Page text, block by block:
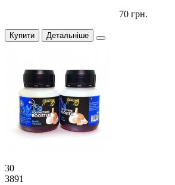
70 грн.
Купити Детальніше
30
3891